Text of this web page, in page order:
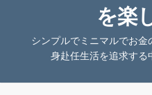
を楽
シンプルでミニマルでお
身赴任生活を追求する